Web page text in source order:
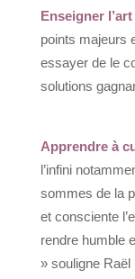
Enseigner
points majeurs
essayer de le
solutions
Apprendre à
l’infini
sommes de la
et consciente
rendre humble
» souligne